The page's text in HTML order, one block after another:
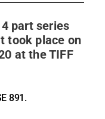
part series
took place on
at the TIFF
891.